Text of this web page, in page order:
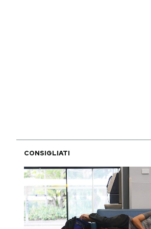
CONSIGLIATI